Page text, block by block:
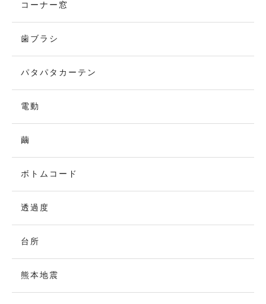
コーナー窓
歯ブラシ
パタパタカーテン
電動
繭
ボトムコード
透過度
台所
熊本地震